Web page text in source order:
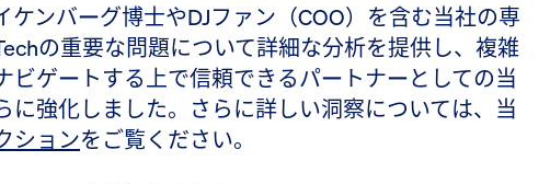
ケンバーグ博士やDJファン（COO）を含む当社の専
の重要な問題について詳細な分析を提供し、複雑
ビゲートする上で信頼できるパートナーとしての当
に強化しました。さらに詳しい洞察については、当
ションをご覧ください。